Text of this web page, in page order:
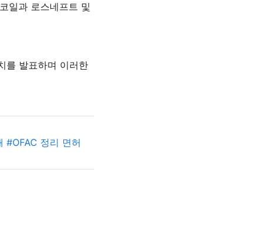
일과 로스네프트 및
를 발표하며 이러한
#OFAC 정리 면허